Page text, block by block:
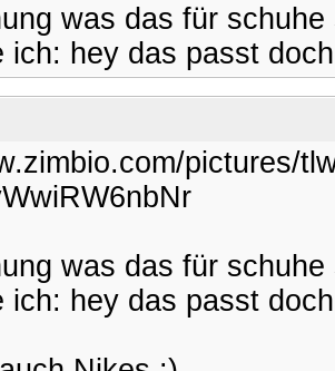
was das für
ich: hey das passt
pictures/
was das für
ich: hey das passt